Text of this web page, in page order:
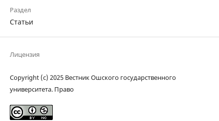
Раздел
Статьи
Лицензия
Copyright (c) 2025 Вестник Ошского государственного
университета. Право